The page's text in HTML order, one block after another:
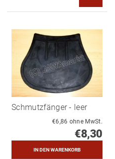
Schmutzfänger - leer
€6,86 ohne MwSt.
€8,30